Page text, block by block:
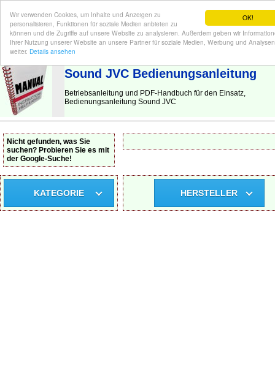
OK!
Wir verwenden Cookies, um Inhalte und Anzeigen zu
personalisieren, Funktionen für soziale Medien anbieten zu
können und die Zugriffe auf unsere Website zu analysieren. Außerdem geben wir
Ihrer Nutzung unserer Website an unsere Partner für soziale Medien, Werbung und Analysen
weiter. Details ansehen
BEDIENUNGSANLEITUNG | Hier finden Sie die deutsche Anleitung!
Sound JVC Bedienungsanleitung
Betriebsanleitung und PDF-Handbuch für den Einsatz,
Bedienungsanleitung Sound JVC
Nicht gefunden, was Sie
suchen? Probieren Sie es mit
der Google-Suche!
KATEGORIE HERSTELLER